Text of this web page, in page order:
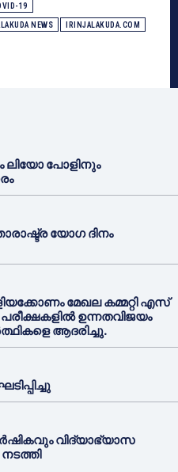
19
NEWS IRINJALAKUDA.COM
ലിയോ പോളിനും
യോഗ ദിനം
മേഖല കമ്മറ്റി എസ്
ഉന്നതവിജയം
ആദരിച്ചു.
വിദ്യാഭ്യാസ